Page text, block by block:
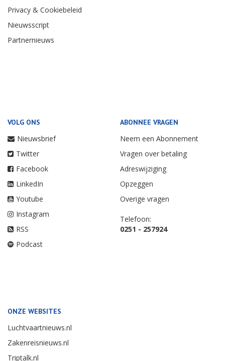
Privacy & Cookiebeleid
Nieuwsscript
Partnernieuws
VOLG ONS
Nieuwsbrief
Twitter
Facebook
LinkedIn
Youtube
Instagram
RSS
Podcast
ABONNEE VRAGEN
Neem een Abonnement
Vragen over betaling
Adreswijziging
Opzeggen
Overige vragen
Telefoon:
0251 - 257924
ONZE WEBSITES
Luchtvaartnieuws.nl
Zakenreisnieuws.nl
Triptalk.nl